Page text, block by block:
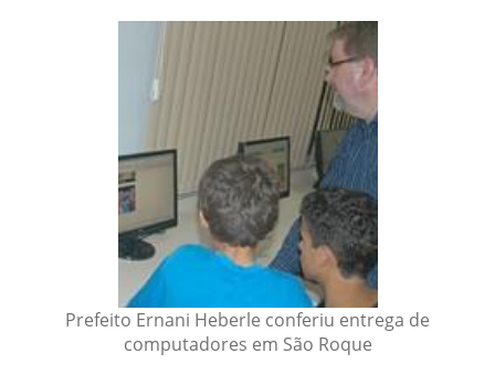
Prefeito Ernani Heberle conferiu entrega de
computadores em São Roque